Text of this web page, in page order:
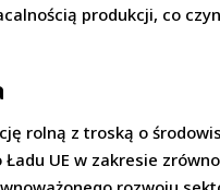
produkcji, co
rolną z troską o
UE w zakresie